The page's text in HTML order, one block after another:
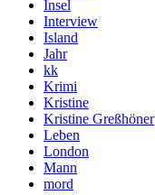
Insel
Interview
Island
Jahr
kk
Krimi
Kristine
Kristine Greßhöner
Leben
London
Mann
mord